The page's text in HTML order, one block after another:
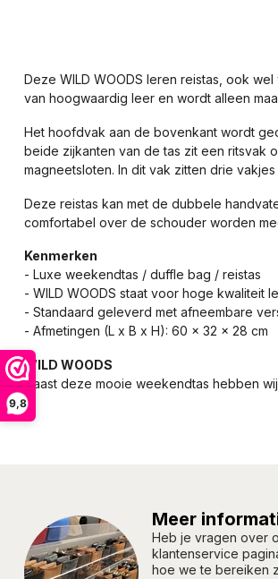
9,8
Deze WILD WOODS leren reistas, ook
van hoogwaardig leer en wordt alleen
Het hoofdvak aan de bovenkant wordt
beide zijkanten van de tas zit een ritsvak
magneetsloten. In dit vak zitten drie
Deze reistas kan met de dubbele
comfortabel over de schouder worden
Kenmerken
- Luxe weekendtas / duffle bag / reistas
- WILD WOODS staat voor hoge kwaliteit
- Standaard geleverd met afneembare
- Afmetingen (L x B x H): 60 x 32 x 28 cm
WILD WOODS
Naast deze mooie weekendtas hebben
Meer
Heb je vragen over
klantenservice
hoe we te bereiken